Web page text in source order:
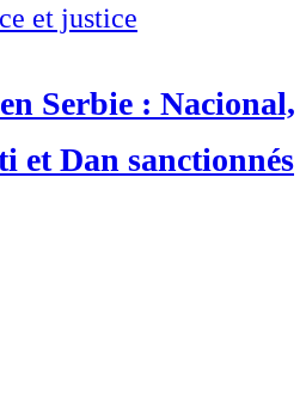
et justice
Serbie : Nacional,
et Dan sanctionnés